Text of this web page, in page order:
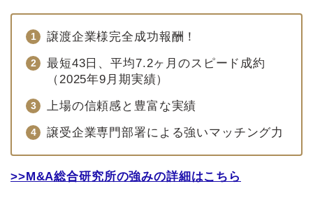
譲渡企業様完全成功報酬！
最短43日、平均7.2ヶ月のスピード成約
（2025年9月期実績）
上場の信頼感と豊富な実績
譲受企業専門部署による強いマッチング力
>>M&A総合研究所の強みの詳細はこちら